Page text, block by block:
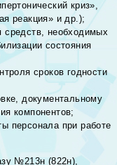
криз»,
реакция» и др.);
средств, необходимых
состояния
сроков годности
документальному
компонентов;
персонала при работе
№213н (822н),